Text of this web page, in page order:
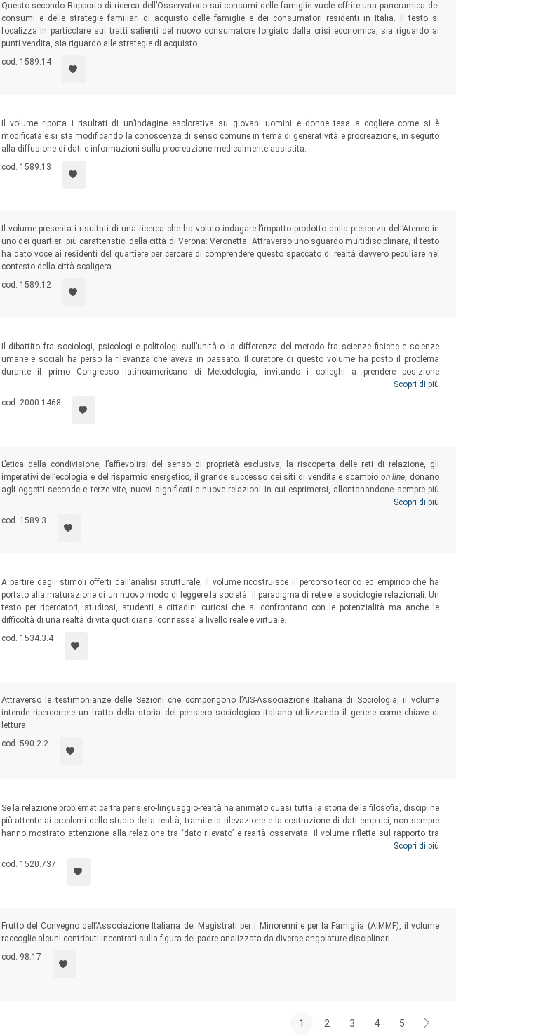
Questo secondo Rapporto di ricerca dell’Osservatorio sui consumi delle famiglie vuole offrire una panoramica dei
consumi e delle strategie familiari di acquisto delle famiglie e dei consumatori residenti in Italia. Il testo si
focalizza in particolare sui tratti salienti del nuovo consumatore forgiato dalla crisi economica, sia riguardo ai
punti vendita, sia riguardo alle strategie di acquisto.
cod. 1589.14
Il volume riporta i risultati di un’indagine esplorativa su giovani uomini e donne tesa a cogliere come si è
modificata e si sta modificando la conoscenza di senso comune in tema di generatività e procreazione, in seguito
alla diffusione di dati e informazioni sulla procreazione medicalmente assistita.
cod. 1589.13
Il volume presenta i risultati di una ricerca che ha voluto indagare l’impatto prodotto dalla presenza dell’Ateneo in
uno dei quartieri più caratteristici della città di Verona: Veronetta. Attraverso uno sguardo multidisciplinare, il testo
ha dato voce ai residenti del quartiere per cercare di comprendere questo spaccato di realtà davvero peculiare nel
contesto della città scaligera.
cod. 1589.12
Il dibattito fra sociologi, psicologi e politologi sull’unità o la differenza del metodo fra scienze fisiche e scienze
umane e sociali ha perso la rilevanza che aveva in passato. Il curatore di questo volume ha posto il problema
durante il primo Congresso latinoamericano di Metodologia, invitando i colleghi a prendere posizione
sull’argomento. Ne è nata questa antologia, il cui curatore sottopone alla comunità scientifica il progetto di
formulare un’epistemologia specifica per le scienze sociali, autonoma dalle scienze naturali nel vocabolario e nel
Scopri di più
cod. 2000.1468
L’etica della condivisione, l’affievolirsi del senso di proprietà esclusiva, la riscoperta delle reti di relazione, gli
imperativi dell’ecologia e del risparmio energetico, il grande successo dei siti di vendita e scambio on line, donano
agli oggetti seconde e terze vite, nuovi significati e nuove relazioni in cui esprimersi, allontanandone sempre più
l’uscita di scena. Questo volume esplora il vecchio/nuovo mondo dell’usato, per restituire al lettore un affresco del
presente, del passato e del possibile futuro del “mondo di seconda mano”.
Scopri di più
cod. 1589.3
A partire dagli stimoli offerti dall’analisi strutturale, il volume ricostruisce il percorso teorico ed empirico che ha
portato alla maturazione di un nuovo modo di leggere la società: il paradigma di rete e le sociologie relazionali. Un
testo per ricercatori, studiosi, studenti e cittadini curiosi che si confrontano con le potenzialità ma anche le
difficoltà di una realtà di vita quotidiana ‘connessa’ a livello reale e virtuale.
cod. 1534.3.4
Attraverso le testimonianze delle Sezioni che compongono l’AIS-Associazione Italiana di Sociologia, il volume
intende ripercorrere un tratto della storia del pensiero sociologico italiano utilizzando il genere come chiave di
lettura.
cod. 590.2.2
Se la relazione problematica tra pensiero-linguaggio-realtà ha animato quasi tutta la storia della filosofia, discipline
più attente ai problemi dello studio della realtà, tramite la rilevazione e la costruzione di dati empirici, non sempre
hanno mostrato attenzione alla relazione tra ‘dato rilevato’ e realtà osservata. Il volume riflette sul rapporto tra
conoscenza di senso comune e conoscenza scientifica, recuperando tradizioni di pensiero a volte dimenticate se
non sottovalutate.
Scopri di più
cod. 1520.737
Frutto del Convegno dell’Associazione Italiana dei Magistrati per i Minorenni e per la Famiglia (AIMMF), il volume
raccoglie alcuni contributi incentrati sulla figura del padre analizzata da diverse angolature disciplinari.
cod. 98.17
1 2 3 4 5